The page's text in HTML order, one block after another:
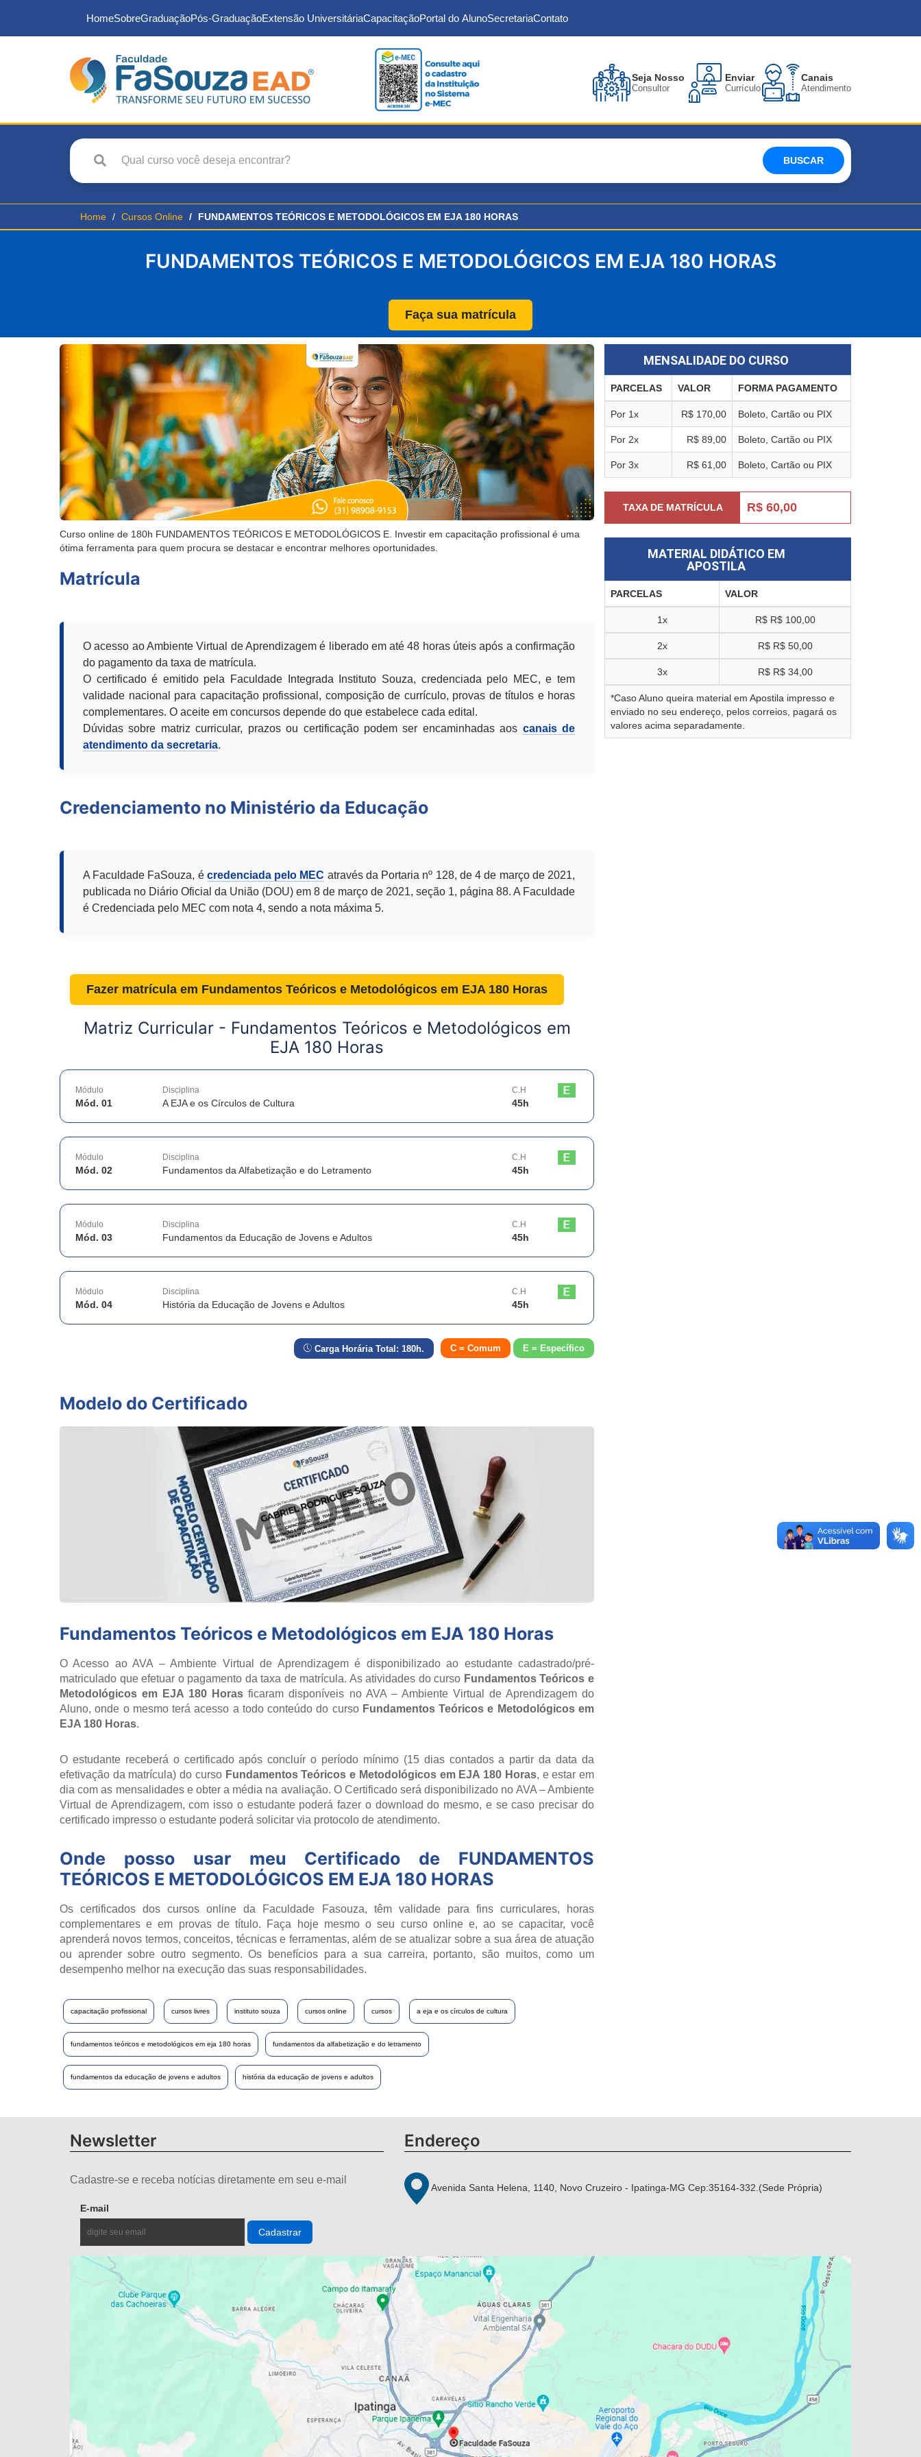
HomeSobreGraduaçãoPós-GraduaçãoExtensão UniversitáriaCapacitaçãoPortal do AlunoSecretariaContato
Seja Nosso
Consultor
Enviar
Currículo
Canais
Atendimento
BUSCAR
Home Cursos Online FUNDAMENTOS TEÓRICOS E METODOLÓGICOS EM EJA 180 HORAS
FUNDAMENTOS TEÓRICOS E METODOLÓGICOS EM EJA 180 HORAS
Faça sua matrícula
Curso online de 180h FUNDAMENTOS TEÓRICOS E METODOLÓGICOS E. Investir em capacitação profissional é uma
ótima ferramenta para quem procura se destacar e encontrar melhores oportunidades.
Matrícula
O acesso ao Ambiente Virtual de Aprendizagem é liberado em até 48 horas úteis após a confirmação
do pagamento da taxa de matrícula.
O certificado é emitido pela Faculdade Integrada Instituto Souza, credenciada pelo MEC, e tem
validade nacional para capacitação profissional, composição de currículo, provas de títulos e horas
complementares. O aceite em concursos depende do que estabelece cada edital.
Dúvidas sobre matriz curricular, prazos ou certificação podem ser encaminhadas aos canais de
atendimento da secretaria.
Credenciamento no Ministério da Educação
A Faculdade FaSouza, é credenciada pelo MEC através da Portaria nº 128, de 4 de março de 2021,
publicada no Diário Oficial da União (DOU) em 8 de março de 2021, seção 1, página 88. A Faculdade
é Credenciada pelo MEC com nota 4, sendo a nota máxima 5.
Fazer matrícula em Fundamentos Teóricos e Metodológicos em EJA 180 Horas
Matriz Curricular - Fundamentos Teóricos e Metodológicos em
EJA 180 Horas
Módulo
Mód. 01
Disciplina
A EJA e os Círculos de Cultura
C.H
45h
Módulo
Mód. 02
Disciplina
Fundamentos da Alfabetização e do Letramento
C.H
45h
Módulo
Mód. 03
Disciplina
Fundamentos da Educação de Jovens e Adultos
C.H
45h
Módulo
Mód. 04
Disciplina
História da Educação de Jovens e Adultos
C.H
45h
Carga Horária Total: 180h. C = Comum E = Específico
Modelo do Certificado
Fundamentos Teóricos e Metodológicos em EJA 180 Horas
O Acesso ao AVA – Ambiente Virtual de Aprendizagem é disponibilizado ao estudante cadastrado/pré-
matriculado que efetuar o pagamento da taxa de matrícula. As atividades do curso Fundamentos Teóricos e
Metodológicos em EJA 180 Horas ficaram disponíveis no AVA – Ambiente Virtual de Aprendizagem do
Aluno, onde o mesmo terá acesso a todo conteúdo do curso Fundamentos Teóricos e Metodológicos em
EJA 180 Horas.
O estudante receberá o certificado após concluír o período mínimo (15 dias contados a partir da data da
efetivação da matrícula) do curso Fundamentos Teóricos e Metodológicos em EJA 180 Horas, e estar em
dia com as mensalidades e obter a média na avaliação. O Certificado será disponibilizado no AVA – Ambiente
Virtual de Aprendizagem, com isso o estudante poderá fazer o download do mesmo, e se caso precisar do
certificado impresso o estudante poderá solicitar via protocolo de atendimento.
Onde posso usar meu Certificado de FUNDAMENTOS
TEÓRICOS E METODOLÓGICOS EM EJA 180 HORAS
Os certificados dos cursos online da Faculdade Fasouza, têm validade para fins curriculares, horas
complementares e em provas de título. Faça hoje mesmo o seu curso online e, ao se capacitar, você
aprenderá novos termos, conceitos, técnicas e ferramentas, além de se atualizar sobre a sua área de atuação
ou aprender sobre outro segmento. Os benefícios para a sua carreira, portanto, são muitos, como um
desempenho melhor na execução das suas responsabilidades.
capacitação profissional cursos livres instituto souza cursos online cursos a eja e os círculos de cultura
fundamentos teóricos e metodológicos em eja 180 horas fundamentos da alfabetização e do letramento
fundamentos da educação de jovens e adultos história da educação de jovens e adultos
MENSALIDADE DO CURSO
PARCELAS VALOR FORMA PAGAMENTO
Por 1x R$ 170,00 Boleto, Cartão ou PIX
Por 2x R$ 89,00 Boleto, Cartão ou PIX
Por 3x R$ 61,00 Boleto, Cartão ou PIX
TAXA DE MATRÍCULA R$ 60,00
MATERIAL DIDÁTICO EM
APOSTILA
PARCELAS VALOR
1x R$ R$ 100,00
2x R$ R$ 50,00
3x R$ R$ 34,00
*Caso Aluno queira material em Apostila impresso e
enviado no seu endereço, pelos correios, pagará os
valores acima separadamente.
Newsletter
Cadastre-se e receba notícias diretamente em seu e-mail
E-mail
Endereço
Avenida Santa Helena, 1140, Novo Cruzeiro - Ipatinga-MG Cep:35164-332.(Sede Própria)